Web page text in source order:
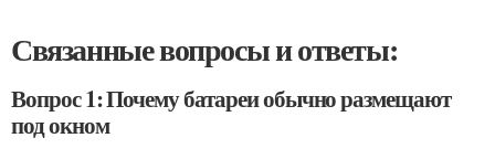
Связанные вопросы и ответы:
Вопрос 1: Почему батареи обычно размещают
под окном